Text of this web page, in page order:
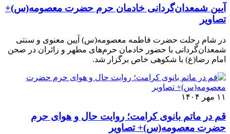
آیین شمعدان‌گردانی خادمان حرم حضرت معصومه(س)+
تصاویر
در شام رحلت حضرت فاطمه معصومه(س) آیین معنوی و سنتی
شمعدان‌گردانی با حضور خادمان حرم‌های مطهر و زائران در صحن
امام رضا(ع) با شکوهی خاص برگزار شد.
۱۱ مهر ۱۴۰۴
قم در ماتم بانوی کرامت؛ روایت حال و هوای حرم
حضرت معصومه(س)+ تصاویر